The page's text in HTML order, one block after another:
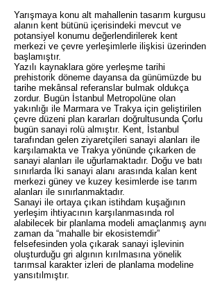
Yarışmaya konu alt mahallenin tasarım kurgusu
alanın kent bütünü içerisindeki mevcut ve
potansiyel konumu değerlendirilerek kent
merkezi ve çevre yerleşimlerle ilişkisi üzerinden
başlamıştır.
Yazılı kaynaklara göre yerleşme tarihi
prehistorik döneme dayansa da günümüzde bu
tarihe mekânsal referanslar bulmak oldukça
zordur. Bugün İstanbul Metropolüne olan
yakınlığı ile Marmara ve Trakya için geliştirilen
çevre düzeni plan kararları doğrultusunda Çorlu
bugün sanayi rolü almıştır. Kent, İstanbul
tarafından gelen ziyaretçileri sanayi alanları ile
karşılamakta ve Trakya yönünde çıkarken de
sanayi alanları ile uğurlamaktadır. Doğu ve batı
sınırlarda İki sanayi alanı arasında kalan kent
merkezi güney ve kuzey kesimlerde ise tarım
alanları ile sınırlanmaktadır.
Sanayi ile ortaya çıkan istihdam kuşağının
yerleşim ihtiyacının karşılanmasında rol
alabilecek bir planlama modeli amaçlanmış aynı
zaman da “mahalle bir ekosistemdir”
felsefesinden yola çıkarak sanayi işlevinin
oluşturduğu gri algının kırılmasına yönelik
tarımsal karakter izleri de planlama modeline
yansıtılmıştır.